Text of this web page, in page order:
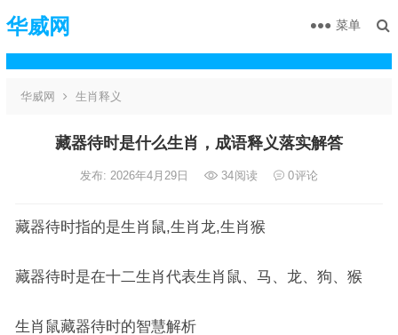
华威网 菜单
华威网 生肖释义
藏器待时是什么生肖，成语释义落实解答
发布: 2026年4月29日 34阅读 0评论
藏器待时指的是生肖鼠,生肖龙,生肖猴
藏器待时是在十二生肖代表生肖鼠、马、龙、狗、猴
生肖鼠藏器待时的智慧解析